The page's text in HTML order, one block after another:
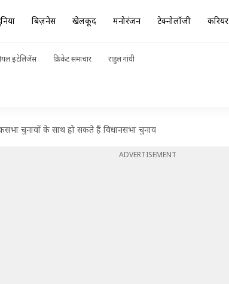
बिज़नेस खेलकूद मनोरंजन टेक्नोलॉजी करियर
इंटेलिजेंस क्रिकेट समाचार राहुल गांधी
चुनावों के साथ हो सकते हैं विधानसभा चुनाव
ADVERTISEMENT